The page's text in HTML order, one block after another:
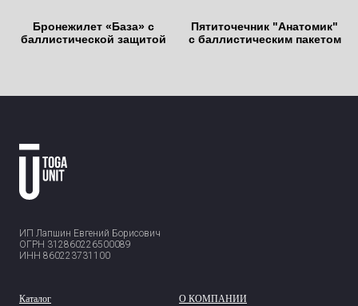
Бронежилет «База» с
баллистической защитой
Пятиточечник "Анатомик"
с баллистическим пакетом
ИП Лапшин Евгений Борисович
ОГРН 312860226500089
ИНН 860223731100
Каталог О КОМПАНИИ